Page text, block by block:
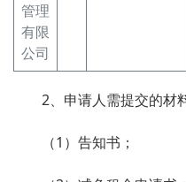
管理
有限
公司
2、申请人需提交的材
（1）告知书；